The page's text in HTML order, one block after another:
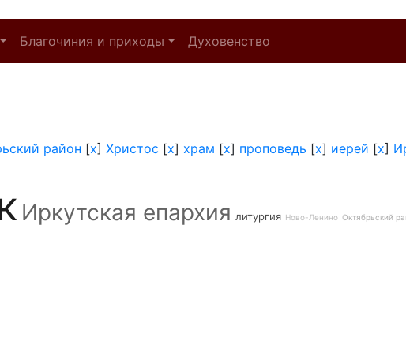
Благочиния и приходы Духовенство
район [x] Христос [x] храм [x] проповедь [x] иерей [x]
Иркутская епархия литургия Ново-Ленино Октябрьский